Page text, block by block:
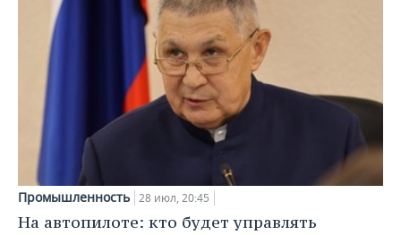
Промышленность 28 июл, 20:45
На автопилоте: кто будет управлять